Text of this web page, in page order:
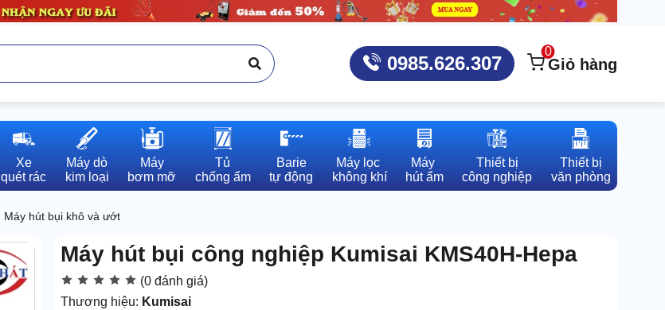
0985.626.307
0
Giỏ hàng
Xe
quét rác
Máy dò
kim loại
Máy
bơm mỡ
Tủ
chống ẩm
Barie
tự động
Máy lọc
không khí
Máy
hút ẩm
Thiết bị
công nghiệp
Thiết bị
văn phòng
Máy hút bụi khô và ướt
Máy hút bụi công nghiệp Kumisai KMS40H-Hepa
(0 đánh giá)
Thương hiệu: Kumisai